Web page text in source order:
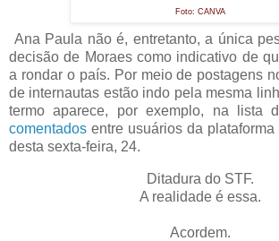
Foto: CANVA
Ana Paula não é, entretanto, a única
decisão de Moraes como indicativo de
a rondar o país. Por meio de postagens
de internautas estão indo pela mesma
termo aparece, por exemplo, na lista
comentados entre usuários da
desta sexta-feira, 24.
Ditadura do STF.
A realidade é essa.
Acordem.